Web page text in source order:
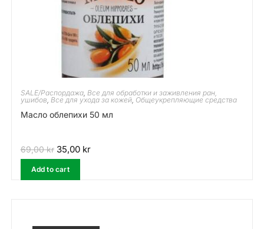
SALE/Распордажа, Все для обработки и заживления ран,
ушибов Все для ухода за кожей, Общеукрепляющие средства
Масло облепихи 50 мл
69,00kr 35,00 kr
Add to cart